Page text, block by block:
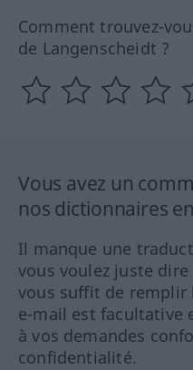
Comment trouvez-
de Langenscheidt ?
Vous avez un
nos dictionnaires
Il manque une
vous voulez juste
vous suffit de remplir
e-mail est facultative
à vos demandes
confidentialité.